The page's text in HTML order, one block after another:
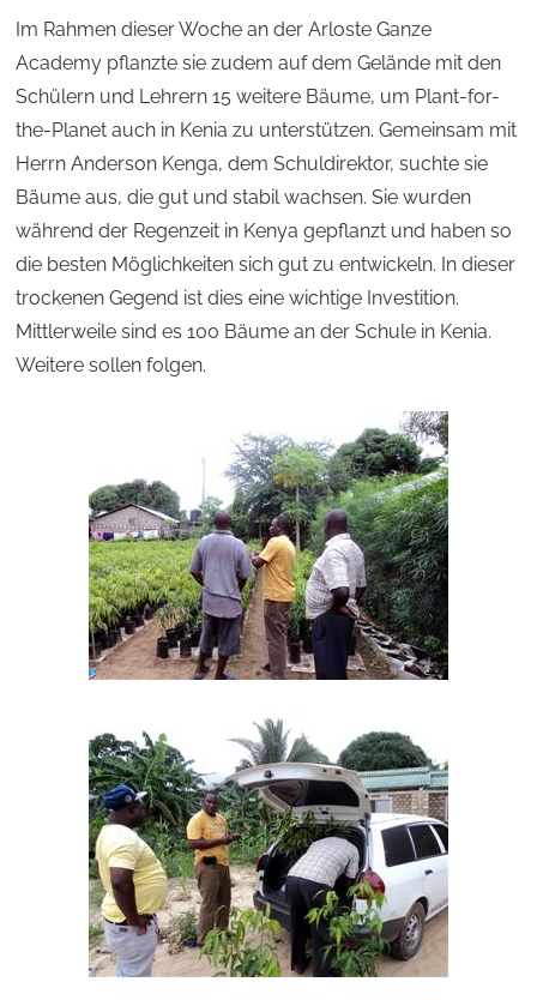
Im Rahmen dieser Woche an der Arloste Ganze
Academy pflanzte sie zudem auf dem Gelände mit den
Schülern und Lehrern 15 weitere Bäume, um Plant-for-
the-Planet auch in Kenia zu unterstützen. Gemeinsam mit
Herrn Anderson Kenga, dem Schuldirektor, suchte sie
Bäume aus, die gut und stabil wachsen. Sie wurden
während der Regenzeit in Kenya gepflanzt und haben so
die besten Möglichkeiten sich gut zu entwickeln. In dieser
trockenen Gegend ist dies eine wichtige Investition.
Mittlerweile sind es 100 Bäume an der Schule in Kenia.
Weitere sollen folgen.